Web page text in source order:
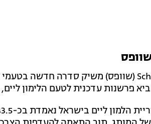
פרשנות עדכנית לטעם הלימון